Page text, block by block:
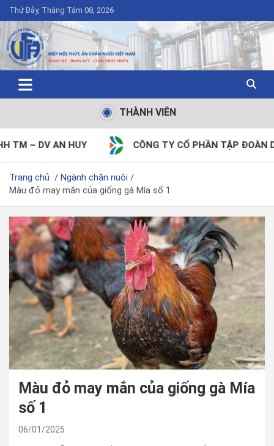
Thứ Bảy, Tháng Tám 08, 2026
THÀNH VIÊN
CÔNG TY CỔ PHẦN TẬP ĐOÀN DABACO VIỆT NAM
Trang chủ
Ngành chăn nuôi
Màu đỏ may mắn của giống gà Mía số 1
Màu đỏ may mắn của giống gà Mía
số 1
06/01/2025